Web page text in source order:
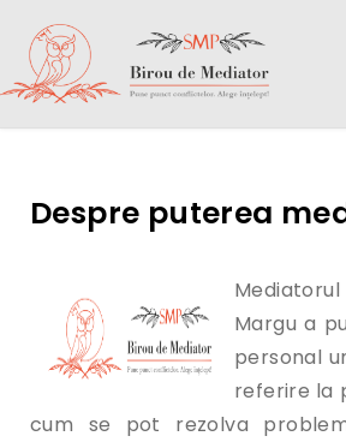
Despre puterea
Margu a
personal
referire la
cum se pot rezolva